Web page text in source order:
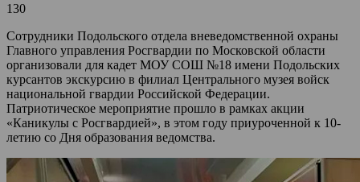
130
Сотрудники Подольского отдела вневедомственной охраны
Главного управления Росгвардии по Московской области
организовали для кадет МОУ СОШ №18 имени Подольских
курсантов экскурсию в филиал Центрального музея войск
национальной гвардии Российской Федерации.
Патриотическое мероприятие прошло в рамках акции
«Каникулы с Росгвардией», в этом году приуроченной к 10-
летию со Дня образования ведомства.